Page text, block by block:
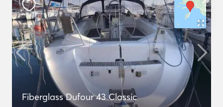
Fiberglass Dufour 43 Classic